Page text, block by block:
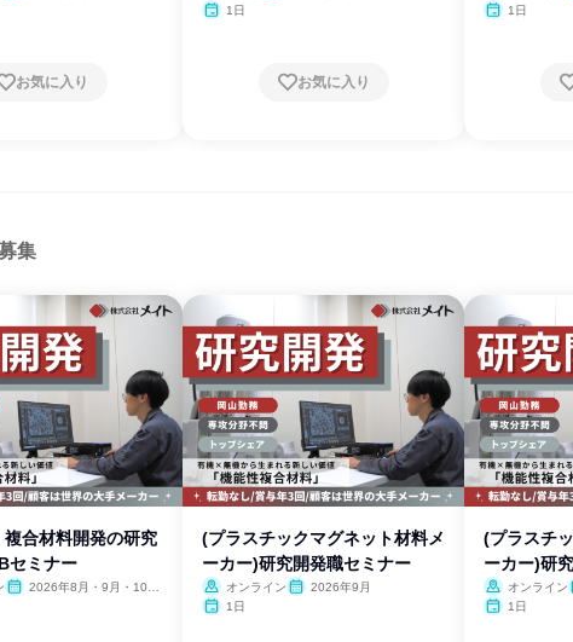
お気に入り
1日
お気に入り
1日
集
複合材料開発の研究
セミナー
2026年8月・9月・10
(プラスチックマグネット材料メ
ーカー)研究開発職セミナー
オンライン
2026年9月
1日
(プラスチ
ーカー)研
オンライン
1日